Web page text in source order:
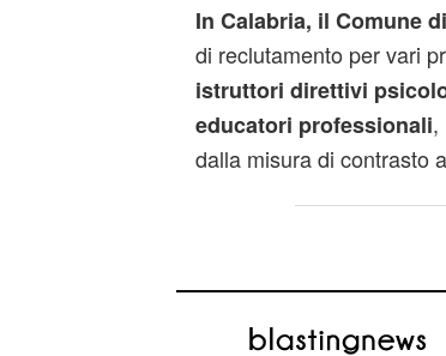
In Calabria, il Comune
di reclutamento per vari
istruttori direttivi
educatori professionali,
dalla misura di contrasto